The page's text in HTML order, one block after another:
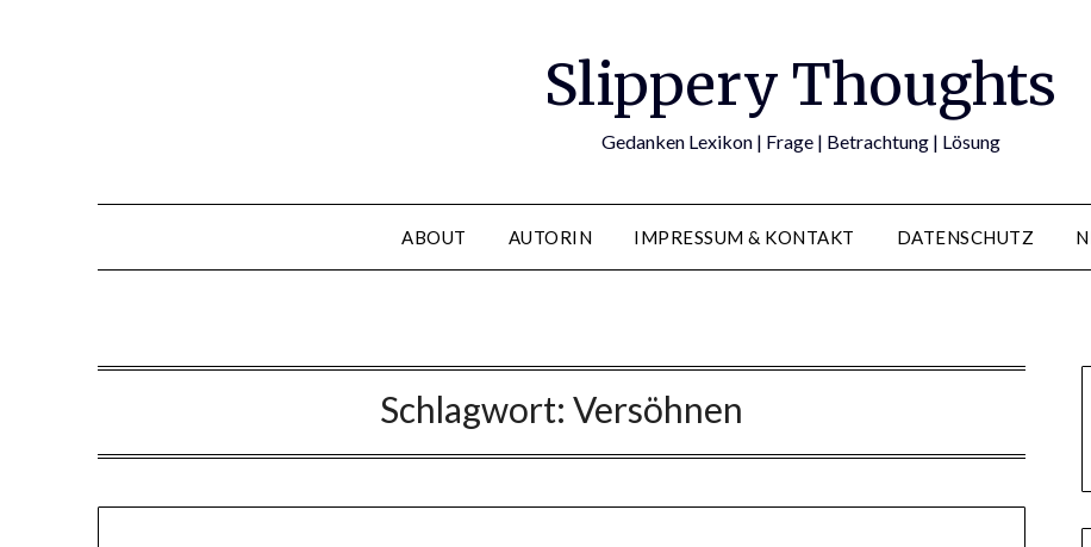
Slippery Thoughts
Gedanken Lexikon | Frage | Betrachtung | Lösung
ABOUT AUTORIN IMPRESSUM & KONTAKT DATENSCHUTZ
Schlagwort: Versöhnen